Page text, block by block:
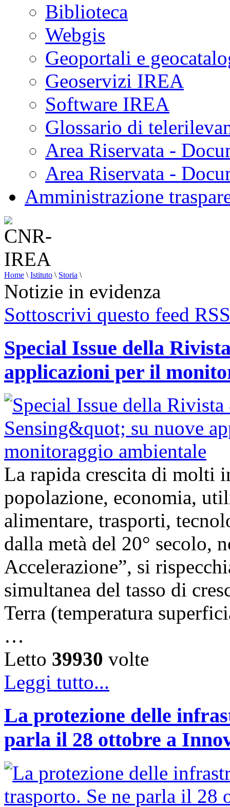
Biblioteca
Webgis
Geoportali e
Geoservizi IREA
Software IREA
Glossario di
Area Riservata -
Area Riservata -
Amministrazione
Home \ Istituto \ Storia \
Notizie in evidenza
Sottoscrivi questo feed RSS
Special Issue della
applicazioni per il
La rapida crescita di molti
popolazione, economia,
alimentare, trasporti,
dalla metà del 20° secolo,
Accelerazione”, si
simultanea del tasso di
Terra (temperatura
…
Letto 39930 volte
Leggi tutto...
La protezione delle
parla il 28 ottobre a